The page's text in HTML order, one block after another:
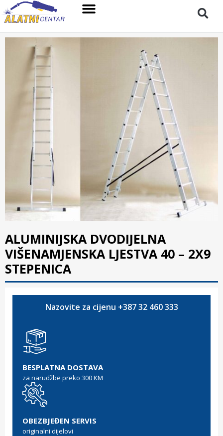
ALUMINIJSKA DVODIJELNA
VIŠENAMJENSKA LJESTVA 40 – 2X9
STEPENICA
Nazovite za cijenu +387 32 460 333
BESPLATNA DOSTAVA
za narudžbe preko 300 KM
OBEZBJEĐEN SERVIS
originalni dijelovi